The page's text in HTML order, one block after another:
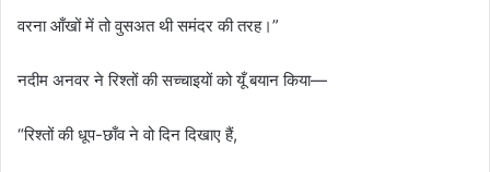
वरना आँखों में तो वुसअत थी समंदर की तरह।”
नदीम अनवर ने रिश्तों की सच्चाइयों को यूँ बयान किया—
“रिश्तों की धूप-छाँव ने वो दिन दिखाए हैं,